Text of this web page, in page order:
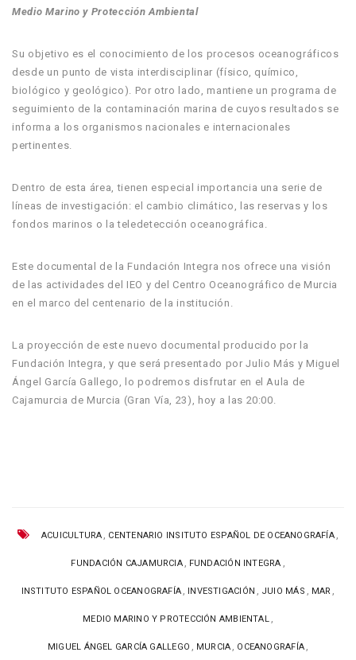
Medio Marino y Protección Ambiental
Su objetivo es el conocimiento de los procesos oceanográficos
desde un punto de vista interdisciplinar (físico, químico,
biológico y geológico). Por otro lado, mantiene un programa de
seguimiento de la contaminación marina de cuyos resultados se
informa a los organismos nacionales e internacionales
pertinentes.
Dentro de esta área, tienen especial importancia una serie de
líneas de investigación: el cambio climático, las reservas y los
fondos marinos o la teledetección oceanográfica.
Este documental de la Fundación Integra nos ofrece una visión
de las actividades del IEO y del Centro Oceanográfico de Murcia
en el marco del centenario de la institución.
La proyección de este nuevo documental producido por la
Fundación Integra, y que será presentado por Julio Más y Miguel
Ángel García Gallego, lo podremos disfrutar en el Aula de
Cajamurcia de Murcia (Gran Vía, 23), hoy a las 20:00.
ACUICULTURA , CENTENARIO INSITUTO ESPAÑOL DE OCEANOGRAFÍA ,
FUNDACIÓN CAJAMURCIA , FUNDACIÓN INTEGRA ,
INSTITUTO ESPAÑOL OCEANOGRAFÍA , INVESTIGACIÓN , JUIO MÁS , MAR ,
MEDIO MARINO Y PROTECCIÓN AMBIENTAL ,
MIGUEL ÁNGEL GARCÍA GALLEGO , MURCIA , OCEANOGRAFÍA ,